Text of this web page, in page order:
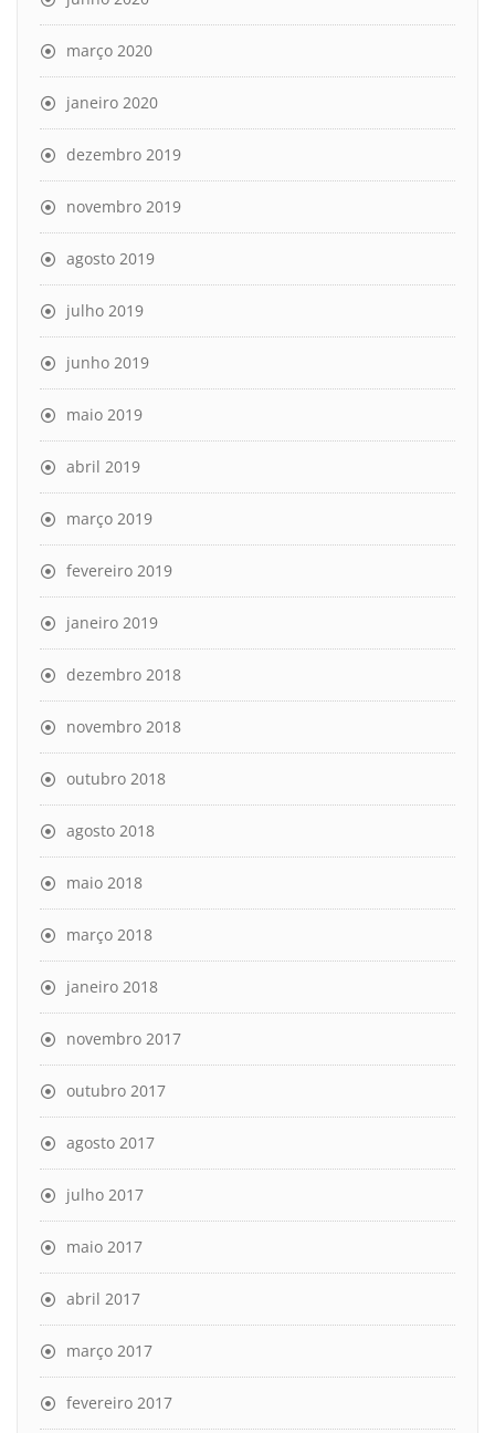
março 2020
janeiro 2020
dezembro 2019
novembro 2019
agosto 2019
julho 2019
junho 2019
maio 2019
abril 2019
março 2019
fevereiro 2019
janeiro 2019
dezembro 2018
novembro 2018
outubro 2018
agosto 2018
maio 2018
março 2018
janeiro 2018
novembro 2017
outubro 2017
agosto 2017
julho 2017
maio 2017
abril 2017
março 2017
fevereiro 2017